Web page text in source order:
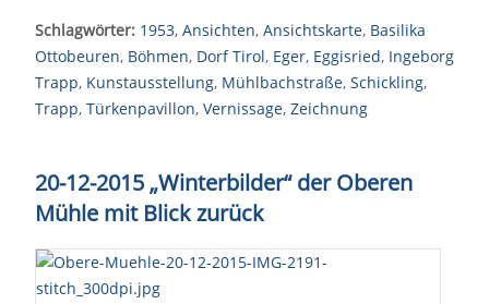
Schlagwörter: 1953, Ansichten, Ansichtskarte, Basilika
Ottobeuren, Böhmen, Dorf Tirol, Eger, Eggisried, Ingeborg
Trapp, Kunstausstellung, Mühlbachstraße, Schickling,
Trapp, Türkenpavillon, Vernissage, Zeichnung
20-12-2015 „Winterbilder“ der Oberen
Mühle mit Blick zurück